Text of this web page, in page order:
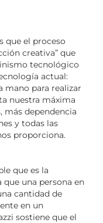
que el proceso
creativa” que
tecnológico
actual:
mano para realizar
nuestra máxima
más dependencia
y todas las
proporciona.
que es la
una persona en
cantidad de
en un
sostiene que el